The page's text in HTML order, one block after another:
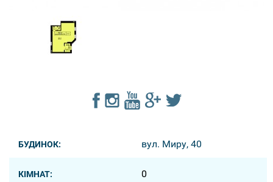
БУДИНОК: вул. Миру, 40
КІМНАТ: 0